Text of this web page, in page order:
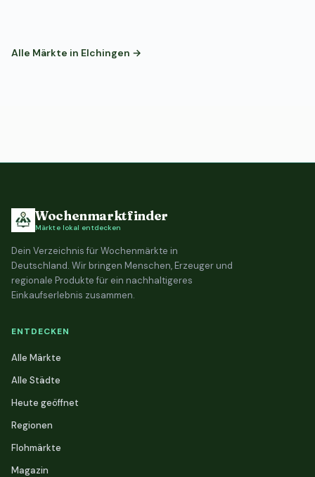
Alle Märkte in Elchingen →
Wochenmarktfinder
Märkte lokal entdecken
Dein Verzeichnis für Wochenmärkte in
Deutschland. Wir bringen Menschen, Erzeuger und
regionale Produkte für ein nachhaltigeres
Einkaufserlebnis zusammen.
ENTDECKEN
Alle Märkte
Alle Städte
Heute geöffnet
Regionen
Flohmärkte
Magazin